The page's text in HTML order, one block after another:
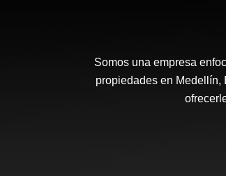
Somos una empresa
propiedades en Medellín,